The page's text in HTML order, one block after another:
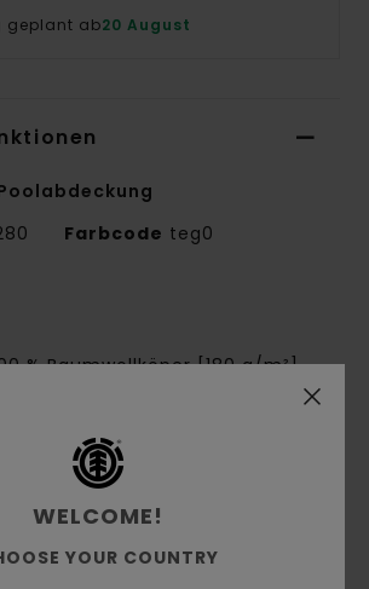
geplant ab20 August
Farbcode teg0
% Baumwollköper [180 g/m²]
Druckknopfschnalle
Label
WELCOME!
YOUR COUNTRY